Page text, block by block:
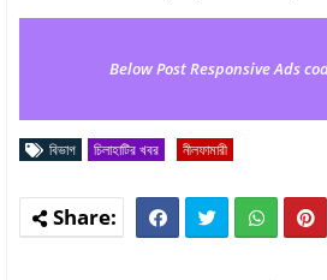
Below Post Responsive Ads
বিভাগ চিলাহাটির খবর নীলফামারী